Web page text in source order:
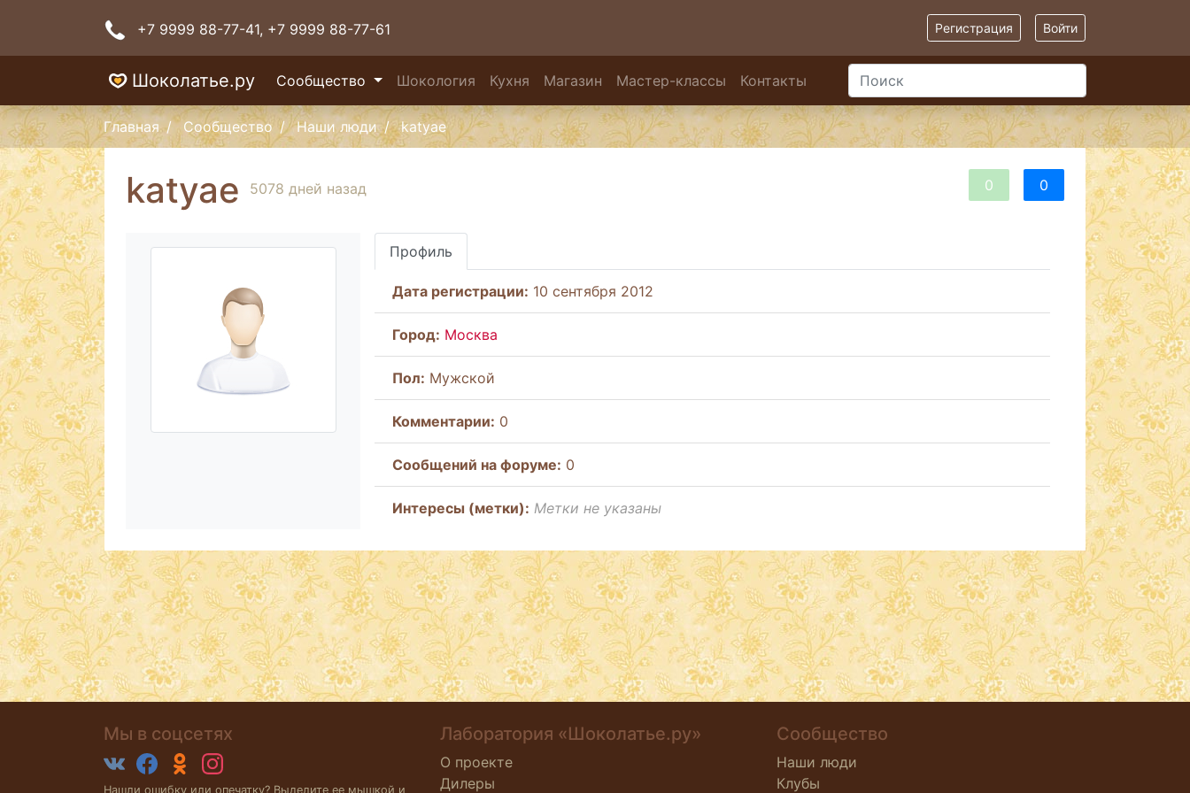
+7 9999 88-77-41, +7 9999 88-77-61 Регистрация Войти
Шоколатье.ру Сообщество Шокология Кухня Магазин Мастер-классы Контакты
Главная Сообщество Наши люди katyae
0 0
katyae 5078 дней назад
Профиль
Дата регистрации: 10 сентября 2012
Город: Москва
Пол: Мужской
Комментарии: 0
Cообщений на форуме: 0
Интересы (метки): Метки не указаны
Мы в соцсетях
Нашли ошибку или опечатку? Выделите ее мышкой и
Лаборатория «Шоколатье.ру»
О проекте
Дилеры
Сообщество
Наши люди
Клубы